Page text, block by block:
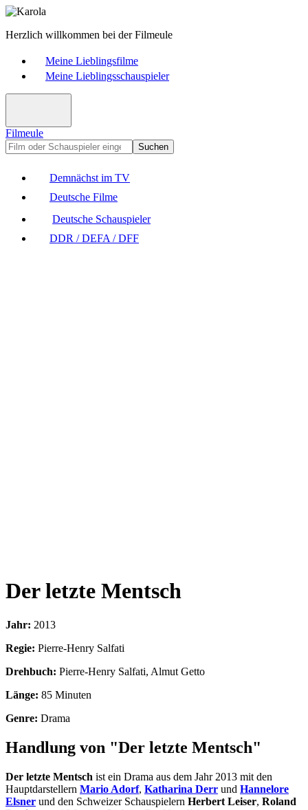
Herzlich willkommen bei der Filmeule
Meine Lieblingsfilme
Meine Lieblingsschauspieler
Filmeule
Suchen
Demnächst im TV
Deutsche Filme
Deutsche Schauspieler
DDR / DEFA / DFF
Der letzte Mentsch
Jahr: 2013
Regie: Pierre-Henry Salfati
Drehbuch: Pierre-Henry Salfati, Almut Getto
Länge: 85 Minuten
Genre: Drama
Handlung von "Der letzte Mentsch"
Der letzte Mentsch ist ein Drama aus dem Jahr 2013 mit den
Hauptdarstellern Mario Adorf, Katharina Derr und Hannelore
Elsner und den Schweizer Schauspielern Herbert Leiser, Roland